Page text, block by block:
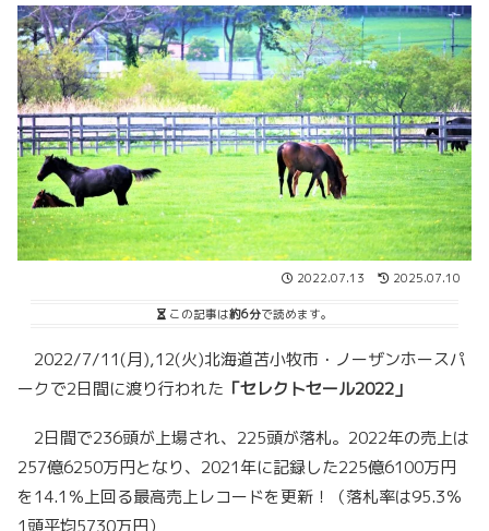
2022.07.13 2025.07.10
この記事は約6分で読めます。
2022/7/11(月),12(火)北海道苫小牧市・ノーザンホースパ
ークで2日間に渡り行われた 「セレクトセール2022」
2日間で236頭が上場され、225頭が落札。2022年の売上は
257億6250万円となり、2021年に記録した225億6100万円
を14.1％上回る最高売上レコードを更新！（落札率は95.3％
1頭平均5730万円）